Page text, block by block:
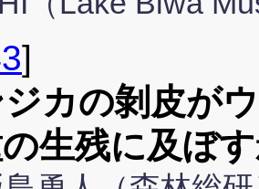
]
カの剝皮が
生残に及ぼ